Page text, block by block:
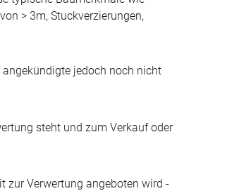
> 3m, Stuckverzierungen,
jedoch noch nicht
steht und zum Verkauf oder
zur Verwertung angeboten wird -